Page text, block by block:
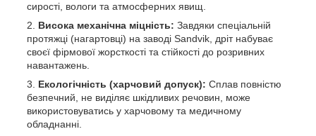
сирості, вологи та атмосферних явищ.
Висока механічна міцність: Завдяки спеціальній
протяжці (нагартовці) на заводі Sandvik, дріт набуває
своєї фірмової жорсткості та стійкості до розривних
навантажень.
Екологічність (харчовий допуск): Сплав повністю
безпечний, не виділяє шкідливих речовин, може
використовуватись у харчовому та медичному
обладнанні.